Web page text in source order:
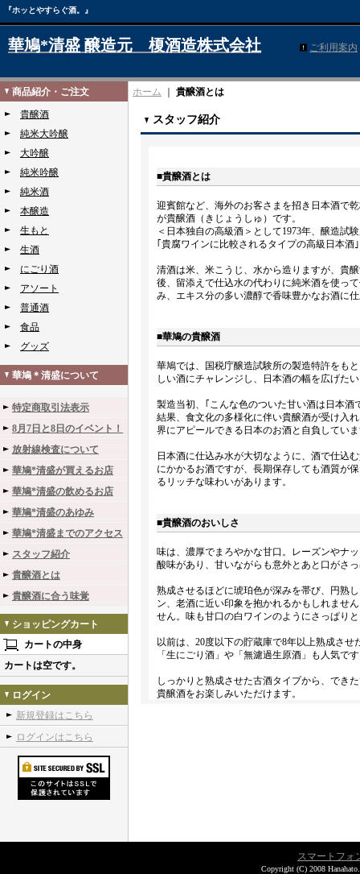
『ホッとやすらぐ酒。』
華鳩*清盛 醸造元 榎酒造株式会社 ご利用案内
商品紹介・ご注文
貴醸酒
純米大吟醸
大吟醸
純米吟醸
純米酒
本醸造
生もと
生酒
にごり酒
アソート
普通酒
食品
グッズ
華鳩＊清盛について
特定商取引法表示
8月7日と8日のイベント！
放射線検査について
華鳩*清盛が買えるお店
華鳩*清盛の飲めるお店
華鳩*清盛のあゆみ
華鳩*清盛までのアクセス
スタッフ紹介
貴醸酒とは
貴醸酒に合う味覚
ショッピングカート
カートの中身
カートは空です。
ログイン
新規登録はこちら
ログインはこちら
ホーム 貴醸酒とは
スタッフ紹介
■貴醸酒とは
迎賓館など、海外のお客さまを招き日本酒で
が貴醸酒（きじょうしゅ）です。
＜日本独自の高級酒＞として1973年、醸造試
｢貴腐ワインに比較されるタイプの高級日本
清酒は米、米こうじ、水から造りますが、貴
後、留添えで仕込水の代わりに純米酒を使っ
み、エキス分の多い濃醇で香味豊かなお酒に
■華鳩の貴醸酒
華鳩では、国税庁醸造試験所の製造特許をも
しい酒にチャレンジし、日本酒の幅を広げた
製造当初、｢こんな色のついた甘い酒は日本
結果、食文化の多様化に伴い貴醸酒が受け入
界にアピールできる日本のお酒と自負してい
日本酒に仕込み水が大切なように、酒で仕込
にかかるお酒ですが、長期保存しても酒質が
るリッチな味わいがあります。
■貴醸酒のおいしさ
味は、濃厚でまろやかな甘口。レーズンやナ
酸味があり、甘いながらも意外とあと口がさ
熟成させるほどに琥珀色が深みを帯び、円熟
ン、老酒に近い印象を抱かれるかもしれませ
せん。味も甘口の白ワインのようにさっぱり
以前は、20度以下の貯蔵庫で8年以上熟成さ
「生にごり酒」や「無濾過生原酒」も人気で
しっかりと熟成させた古酒タイプから、でき
貴醸酒をお楽しみいただけます。
スマートフォ
Copyright (C) 2008